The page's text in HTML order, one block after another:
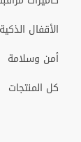
الأقفال الذكية
أمن وسلامة
كل المنتجات